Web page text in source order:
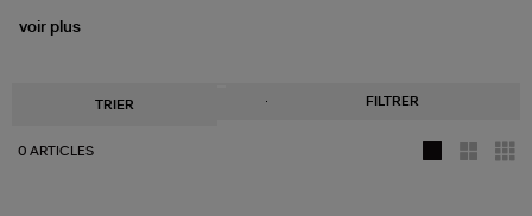
voir plus
TRIER FILTRER
0 ARTICLES